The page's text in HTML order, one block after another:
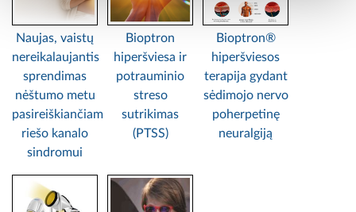
Naujas, vaistų
nereikalaujantis
sprendimas
nėštumo metu
pasireiškiančiam
riešo kanalo
sindromui
Bioptron
hiperšviesa ir
potrauminio
streso
sutrikimas
(PTSS)
Bioptron®
hiperšviesos
terapija gydant
sėdimojo nervo
poherpetinę
neuralgiją